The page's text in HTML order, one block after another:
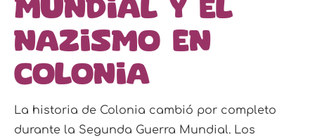
Mundial y el
nazismo en
Colonia
La historia de Colonia cambió por completo
durante la Segunda Guerra Mundial. Los